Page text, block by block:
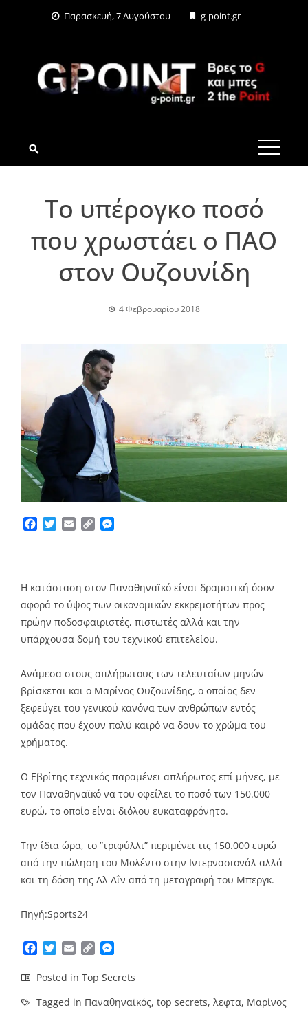
Παρασκευή, 7 Αυγούστου g-point.gr
G-POINT.GR
Το υπέρογκο ποσό
που χρωστάει ο ΠΑΟ
στον Ουζουνίδη
4 Φεβρουαρίου 2018
Facebook
TwitterEmailCopy
Η κατάσταση στον Παναθηναϊκό είναι δραματική όσον
αφορά το ύψος των οικονομικών εκκρεμοτήτων προς
πρώην ποδοσφαιριστές, πιστωτές αλλά και την
υπάρχουσα δομή του τεχνικού επιτελείου.
Ανάμεσα στους απλήρωτους των τελευταίων μηνών
βρίσκεται και ο Μαρίνος Ουζουνίδης, ο οποίος δεν
ξεφεύγει του γενικού κανόνα των ανθρώπων εντός
ομάδας που έχουν πολύ καιρό να δουν το χρώμα του
χρήματος.
Ο Εβρίτης τεχνικός παραμένει απλήρωτος επί μήνες, με
τον Παναθηναϊκό να του οφείλει το ποσό των 150.000
ευρώ, το οποίο είναι διόλου ευκαταφρόνητο.
Την ίδια ώρα, το ”τριφύλλι” περιμένει τις 150.000 ευρώ
από την πώληση του Μολέντο στην Ιντερνασιονάλ αλλά
και τη δόση της Αλ Αΐν από τη μεταγραφή του Μπεργκ.
Πηγή:Sports24
Facebook
TwitterEmailCopy
Posted in Top Secrets
Tagged in Παναθηναϊκός, top secrets, λεφτα, Mαρίνος